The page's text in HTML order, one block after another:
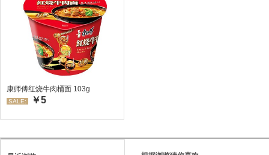
康师傅红烧牛肉桶面 103g
SALE: ￥5